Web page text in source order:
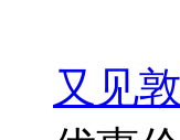
推荐景点